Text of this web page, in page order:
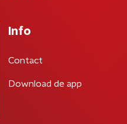
Info
Contact
Download de app